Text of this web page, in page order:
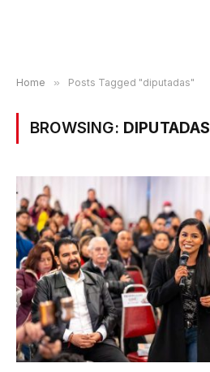
Home » Posts Tagged "diputadas"
BROWSING: DIPUTADAS